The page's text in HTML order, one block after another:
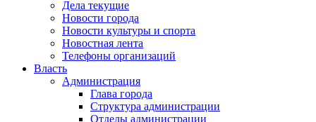
Дела текущие
Новости города
Новости культуры и спорта
Новостная лента
Телефоны организаций
Власть
Администрация
Глава города
Структура администрации
Отделы администрации